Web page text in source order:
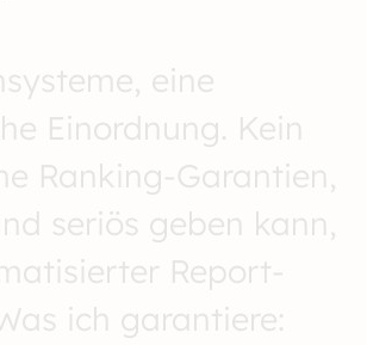
eine
Einordnung. Kein
Ranking-Garantien,
seriös geben kann,
Report-
ich garantiere: